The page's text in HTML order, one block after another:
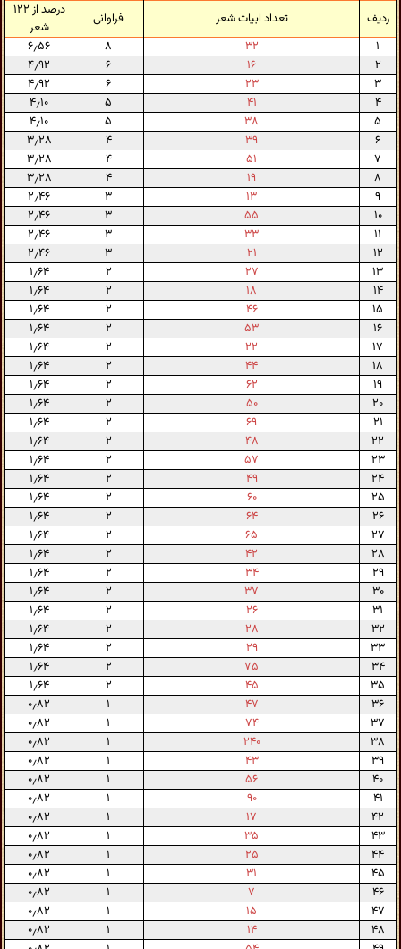
ردیف تعداد ابیات شعر فراوانی
درصد از ۱۲۲
شعر
۱
۳۲ ۸
۶٫۵۶
۲
۱۶ ۶
۴٫۹۲
۳
۲۳ ۶
۴٫۹۲
۴
۴۱ ۵
۴٫۱۰
۵
۳۸ ۵
۴٫۱۰
۶
۳۹ ۴
۳٫۲۸
۷
۵۱ ۴
۳٫۲۸
۸
۱۹ ۴
۳٫۲۸
۹
۱۳ ۳
۲٫۴۶
۱۰
۵۵ ۳
۲٫۴۶
۱۱
۳۳ ۳
۲٫۴۶
۱۲
۲۱ ۳
۲٫۴۶
۱۳
۲۷ ۲
۱٫۶۴
۱۴
۱۸ ۲
۱٫۶۴
۱۵
۴۶ ۲
۱٫۶۴
۱۶
۵۳ ۲
۱٫۶۴
۱۷
۲۲ ۲
۱٫۶۴
۱۸
۴۴ ۲
۱٫۶۴
۱۹
۶۲ ۲
۱٫۶۴
۲۰
۵۰ ۲
۱٫۶۴
۲۱
۶۹ ۲
۱٫۶۴
۲۲
۴۸ ۲
۱٫۶۴
۲۳
۵۷ ۲
۱٫۶۴
۲۴
۴۹ ۲
۱٫۶۴
۲۵
۶۰ ۲
۱٫۶۴
۲۶
۶۴ ۲
۱٫۶۴
۲۷
۶۵ ۲
۱٫۶۴
۲۸
۴۲ ۲
۱٫۶۴
۲۹
۳۴ ۲
۱٫۶۴
۳۰
۳۷ ۲
۱٫۶۴
۳۱
۲۶ ۲
۱٫۶۴
۳۲
۲۸ ۲
۱٫۶۴
۳۳
۲۹ ۲
۱٫۶۴
۳۴
۷۵ ۲
۱٫۶۴
۳۵
۴۵ ۲
۱٫۶۴
۳۶
۴۷ ۱
۰٫۸۲
۳۷
۷۴ ۱
۰٫۸۲
۳۸
۲۴۰ ۱
۰٫۸۲
۳۹
۴۳ ۱
۰٫۸۲
۴۰
۵۶ ۱
۰٫۸۲
۴۱
۹۰ ۱
۰٫۸۲
۴۲
۱۷ ۱
۰٫۸۲
۴۳
۳۵ ۱
۰٫۸۲
۴۴
۲۵ ۱
۰٫۸۲
۴۵
۳۱ ۱
۰٫۸۲
۴۶
۷ ۱
۰٫۸۲
۴۷
۱۵ ۱
۰٫۸۲
۴۸
۱۴ ۱
۰٫۸۲